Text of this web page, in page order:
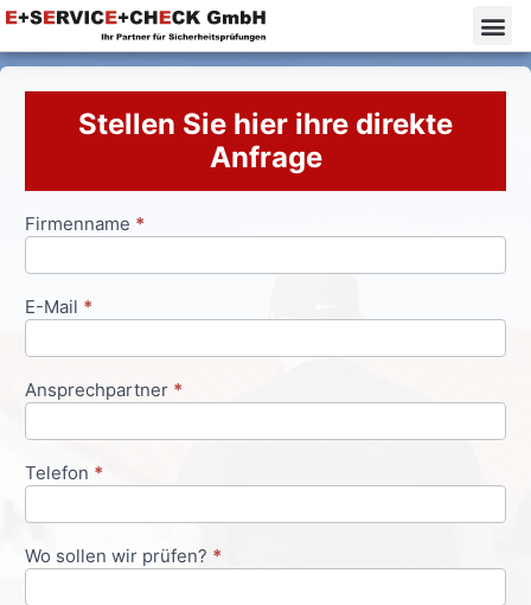
Stellen Sie hier ihre direkte
Anfrage
Anfrageformular
Firmenname *
E-Mail *
Ansprechpartner *
Telefon *
Wo sollen wir prüfen? *